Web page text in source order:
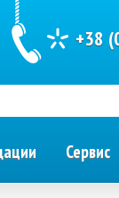
Сервис
+38